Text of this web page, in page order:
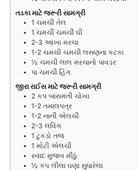
તડકા માટે જરૂરી સામગ્રી
1 ચમચી તેલ
1 ચમચી ચમચી ઘી
2-3 આખા મરચા
1-2 ચમચી ચમચી લસણના કટકા
½ ચમચી લાલ મરચાનો પાવડર
પા ચમચી હિંગ
જીરા રાઈસ માટે જરૂરી સામગ્રી
2 કપ બાસમતી ચોખા
1-2 તમાલપત્ર
1-2 નાની એલચી
2-3 લવિંગ
1 ટુકડો તજ
1 મોટી એલચી
સ્વાદ મુજબ મીઠું
½ કપ લીલા ઘણા સુધારેલા